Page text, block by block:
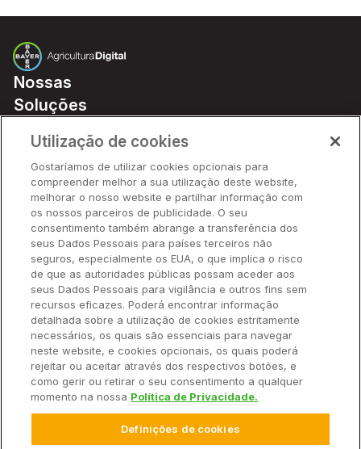
Nossas
Soluções
Parceiros
Hardware
Ajuda Rápida
Recursos
Empresa
Contato
© 2025 Climate LLC. Todos os direitos reservados.
Utilização de cookies
Gostaríamos de utilizar cookies opcionais para
compreender melhor a sua utilização deste website,
melhorar o nosso website e partilhar informação com
os nossos parceiros de publicidade. O seu
consentimento também abrange a transferência dos
seus Dados Pessoais para países terceiros não
seguros, especialmente os EUA, o que implica o risco
de que as autoridades públicas possam aceder aos
seus Dados Pessoais para vigilância e outros fins sem
recursos eficazes. Poderá encontrar informação
detalhada sobre a utilização de cookies estritamente
necessários, os quais são essenciais para navegar
neste website, e cookies opcionais, os quais poderá
rejeitar ou aceitar através dos respectivos botões, e
como gerir ou retirar o seu consentimento a qualquer
momento na nossa Política de Privacidade.
Definições de cookies